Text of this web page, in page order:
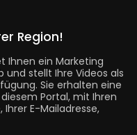
Region!
Ihnen ein Marketing
und stellt Ihre Videos als
Sie erhalten eine
Portal, mit Ihren
Ihrer E-Mailadresse,